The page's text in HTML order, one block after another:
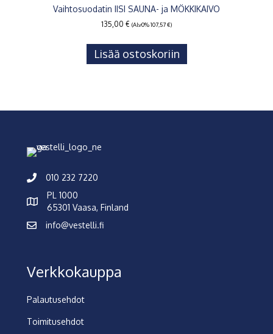
Vaihtosuodatin IISI SAUNA- ja MÖKKIKAIVO
135,00 € (Alv0%107,57€)
Lisää ostoskoriin
010 232 7220
PL 1000
65301 Vaasa, Finland
info@vestelli.fi
Verkkokauppa
Palautusehdot
Toimitusehdot